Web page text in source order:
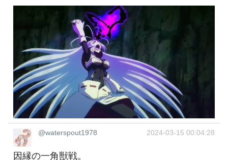
@waterspout1978 2024-03-15 00:04:28
因縁の一角獣戦。